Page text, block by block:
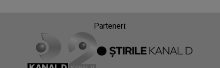
Parteneri: